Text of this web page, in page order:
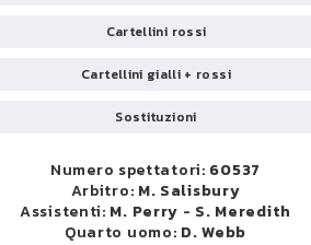
Cartellini rossi
Cartellini gialli + rossi
Sostituzioni
Numero spettatori: 60537
Arbitro: M. Salisbury
Assistenti: M. Perry - S. Meredith
Quarto uomo: D. Webb